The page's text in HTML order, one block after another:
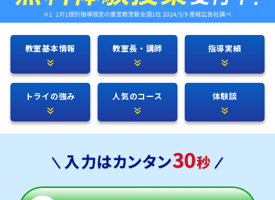
教室基本情報 教室長・講師 指導実績
トライの強み 人気のコース 体験談